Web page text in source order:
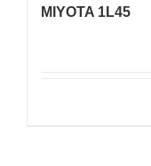
MIYOTA 1L45